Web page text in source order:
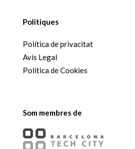
Polítiques
Política de privacitat
Avís Legal
Política de Cookies
Som membres de